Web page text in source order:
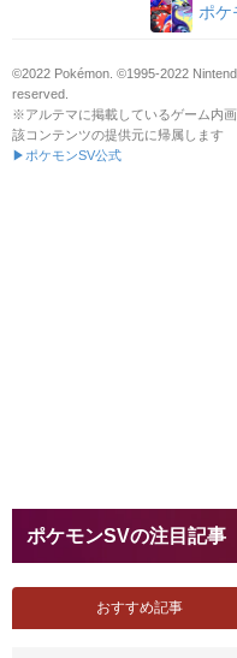
ポケ
©2022 Pokémon. ©1995-2022
reserved.
※アルテマに掲載しているゲーム内
該コンテンツの提供元に帰属します
▶ポケモンSV公式
ポケモンSVの注目記事
おすすめ記事